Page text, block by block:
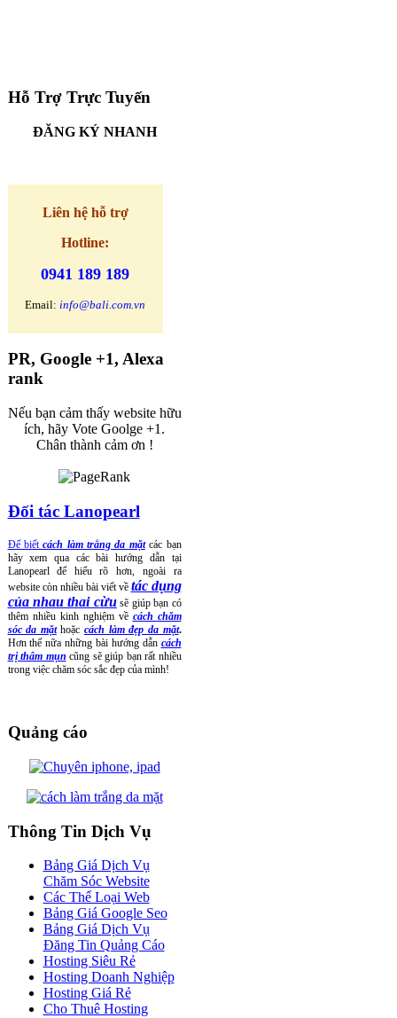
Hỗ Trợ Trực Tuyến
ĐĂNG KÝ NHANH
Liên hệ hỗ trợ
Hotline:
0941 189 189
Email: info@bali.com.vn
PR, Google +1, Alexa
rank
Nếu bạn cảm thấy website hữu
ích, hãy Vote Goolge +1.
Chân thành cảm ơn !
Đối tác Lanopearl
Để biếtcách làm trắng da mặt các bạn
hãy xem qua các bài hướng dẫn tại
Lanopearl để hiểu rõ hơn, ngoài ra
website còn nhiều bài viết về tác dụng
của nhau thai cừusẽ giúp bạn có
thêm nhiều kinh nghiệm về cách chăm
sóc da mặt hoặc cách làm đẹp da mặt.
Hơn thế nữa những bài hướng dẫn cách
trị thâm mụn cũng sẽ giúp bạn rất nhiều
trong việc chăm sóc sắc đẹp của mình!
Quảng cáo
Thông Tin Dịch Vụ
Bảng Giá Dịch Vụ
Chăm Sóc Website
Các Thể Loại Web
Bảng Giá Google Seo
Bảng Giá Dịch Vụ
Đăng Tin Quảng Cáo
Hosting Siêu Rẻ
Hosting Doanh Nghiệp
Hosting Giá Rẻ
Cho Thuê Hosting